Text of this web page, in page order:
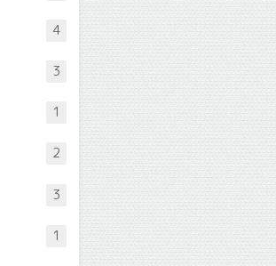
4
3
1
2
3
1